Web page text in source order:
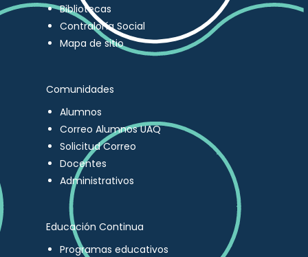
Bibliotecas
Contraloría Social
Mapa de sitio
Comunidades
Alumnos
Correo Alumnos UAQ
Solicitud Correo
Docentes
Administrativos
Educación Continua
Programas educativos